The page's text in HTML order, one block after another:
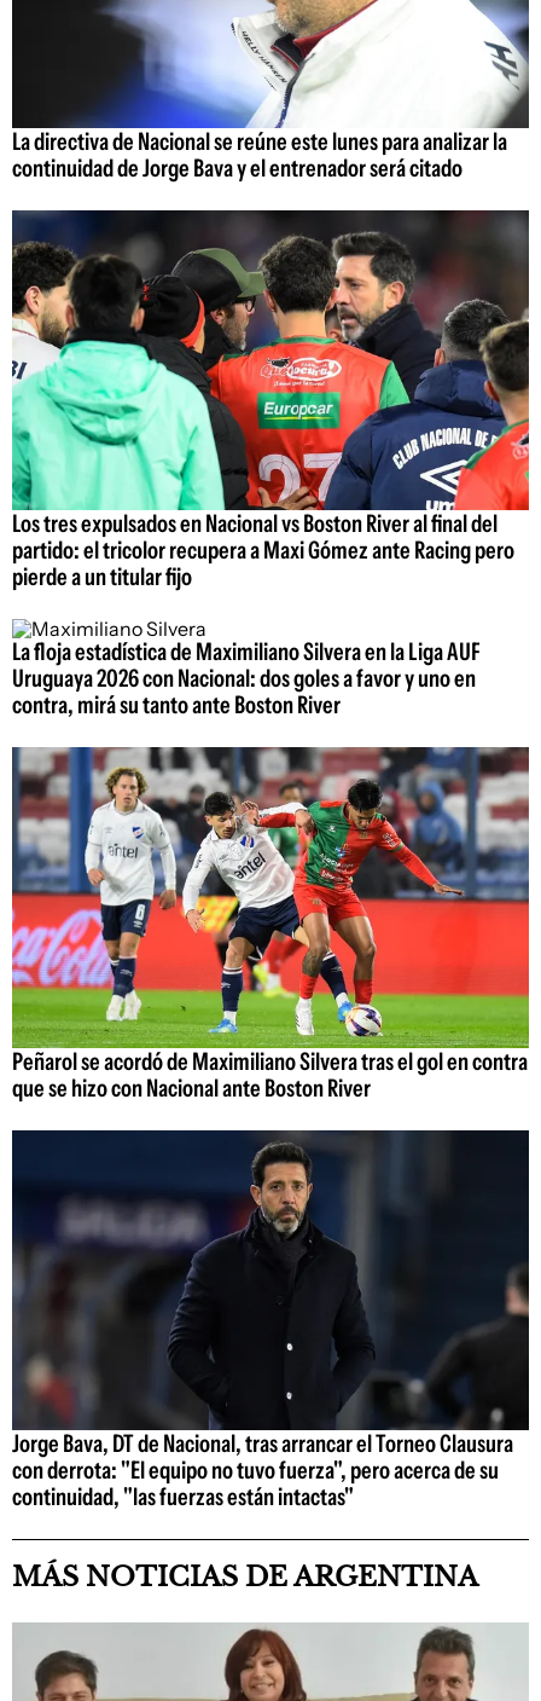
La directiva de Nacional se reúne este lunes para analizar la
continuidad de Jorge Bava y el entrenador será citado
Los tres expulsados en Nacional vs Boston River al final del
partido: el tricolor recupera a Maxi Gómez ante Racing pero
pierde a un titular fijo
La floja estadística de Maximiliano Silvera en la Liga AUF
Uruguaya 2026 con Nacional: dos goles a favor y uno en
contra, mirá su tanto ante Boston River
Peñarol se acordó de Maximiliano Silvera tras el gol en contra
que se hizo con Nacional ante Boston River
Jorge Bava, DT de Nacional, tras arrancar el Torneo Clausura
con derrota: "El equipo no tuvo fuerza", pero acerca de su
continuidad, "las fuerzas están intactas"
MÁS NOTICIAS DE ARGENTINA